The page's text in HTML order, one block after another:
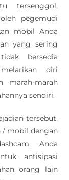
tersenggol,
pegemudi
mobil Anda
yang sering
bersedia
diri
marah-marah
sendiri.
tersebut,
/ mobil dengan
Anda
antisipasi
orang lain